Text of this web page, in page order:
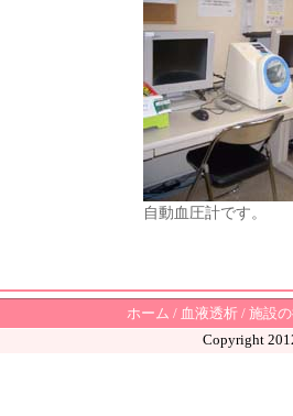
自動血圧計です。
ホーム / 血液透析/ 施設
Copyright